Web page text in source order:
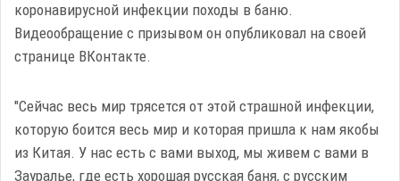
коронавирусной инфекции походы в баню.
Видеообращение с призывом он опубликовал на своей
странице ВКонтакте.
"Сейчас весь мир трясется от этой страшной инфекции,
которую боится весь мир и которая пришла к нам якобы
из Китая. У нас есть с вами выход, мы живем с вами в
Зауралье, где есть хорошая русская баня, с русским